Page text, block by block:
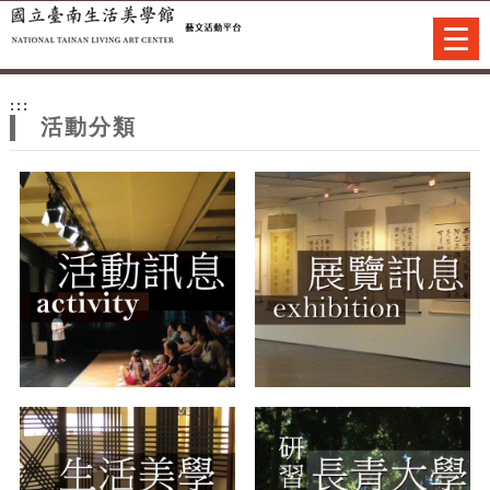
站
主
題
跳到主要內容
網站導覽
:::
活動分類